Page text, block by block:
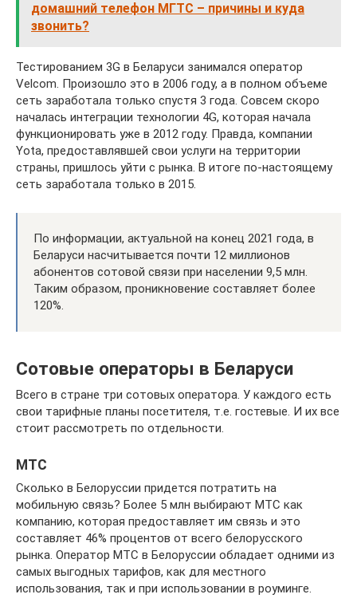
домашний телефон МГТС – причины и куда
звонить?
Тестированием 3G в Беларуси занимался оператор
Velcom. Произошло это в 2006 году, а в полном объеме
сеть заработала только спустя 3 года. Совсем скоро
началась интеграции технологии 4G, которая начала
функционировать уже в 2012 году. Правда, компании
Yota, предоставлявшей свои услуги на территории
страны, пришлось уйти с рынка. В итоге по-настоящему
сеть заработала только в 2015.
По информации, актуальной на конец 2021 года, в
Беларуси насчитывается почти 12 миллионов
абонентов сотовой связи при населении 9,5 млн.
Таким образом, проникновение составляет более
120%.
Сотовые операторы в Беларуси
Всего в стране три сотовых оператора. У каждого есть
свои тарифные планы посетителя, т.е. гостевые. И их все
стоит рассмотреть по отдельности.
МТС
Сколько в Белоруссии придется потратить на
мобильную связь? Более 5 млн выбирают МТС как
компанию, которая предоставляет им связь и это
составляет 46% процентов от всего белорусского
рынка. Оператор МТС в Белоруссии обладает одними из
самых выгодных тарифов, как для местного
использования, так и при использовании в роуминге.